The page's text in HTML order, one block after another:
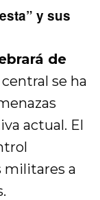
y sus
de
se ha
actual. El
militares a